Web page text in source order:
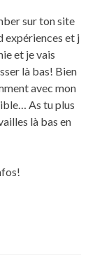
sur ton site
expériences et j
et je vais
là bas! Bien
avec mon
As tu plus
là bas en